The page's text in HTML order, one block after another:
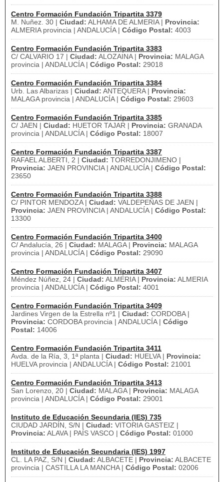
Centro Formación Fundación Tripartita 3379
M. Nuñez. 30 | Ciudad: ALHAMA DE ALMERIA | Provincia:
ALMERIA provincia | ANDALUCÍA | Código Postal: 4003
Centro Formación Fundación Tripartita 3383
C/ CALVARIO 17 | Ciudad: ALOZAINA | Provincia: MALAGA
provincia | ANDALUCÍA | Código Postal: 29018
Centro Formación Fundación Tripartita 3384
Urb. Las Albarizas | Ciudad: ANTEQUERA | Provincia:
MALAGA provincia | ANDALUCÍA | Código Postal: 29603
Centro Formación Fundación Tripartita 3385
C/ JAEN | Ciudad: HUETOR TAJAR | Provincia: GRANADA
provincia | ANDALUCÍA | Código Postal: 18007
Centro Formación Fundación Tripartita 3387
RAFAEL ALBERTI, 2 | Ciudad: TORREDONJIMENO |
Provincia: JAEN PROVINCIA | ANDALUCÍA | Código Postal:
23650
Centro Formación Fundación Tripartita 3388
C/ PINTOR MENDOZA | Ciudad: VALDEPEÑAS DE JAEN |
Provincia: JAEN PROVINCIA | ANDALUCÍA | Código Postal:
13300
Centro Formación Fundación Tripartita 3400
C/ Andalucía, 26 | Ciudad: MALAGA | Provincia: MALAGA
provincia | ANDALUCÍA | Código Postal: 29090
Centro Formación Fundación Tripartita 3407
Méndez Núñez, 24 | Ciudad: ALMERIA | Provincia: ALMERIA
provincia | ANDALUCÍA | Código Postal: 4001
Centro Formación Fundación Tripartita 3409
Jardines Virgen de la Estrella nº1 | Ciudad: CORDOBA |
Provincia: CORDOBA provincia | ANDALUCÍA | Código
Postal: 14006
Centro Formación Fundación Tripartita 3411
Avda. de la Ría, 3, 1ª planta | Ciudad: HUELVA | Provincia:
HUELVA provincia | ANDALUCÍA | Código Postal: 21001
Centro Formación Fundación Tripartita 3413
San Lorenzo, 20 | Ciudad: MALAGA | Provincia: MALAGA
provincia | ANDALUCÍA | Código Postal: 29001
Instituto de Educación Secundaria (IES) 735
CIUDAD JARDÍN, S/N | Ciudad: VITORIA GASTEIZ |
Provincia: ALAVA | PAÍS VASCO | Código Postal: 01000
Instituto de Educación Secundaria (IES) 1997
CL. LA PAZ, S/N | Ciudad: ALBACETE | Provincia: ALBACETE
provincia | CASTILLA LA MANCHA | Código Postal: 02006